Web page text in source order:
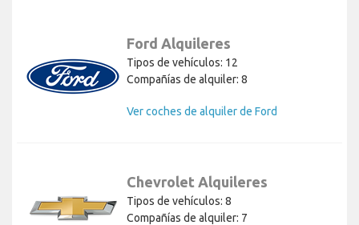
Ford Alquileres
Tipos de vehículos: 12
Compañías de alquiler: 8
Ver coches de alquiler de Ford
Chevrolet Alquileres
Tipos de vehículos: 8
Compañías de alquiler: 7